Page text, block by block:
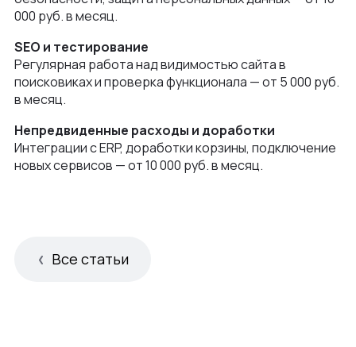
000 руб. в месяц.
SEO и тестирование
Регулярная работа над видимостью сайта в
поисковиках и проверка функционала — от 5 000 руб.
в месяц.
Непредвиденные расходы и доработки
Интеграции с ERP, доработки корзины, подключение
новых сервисов — от 10 000 руб. в месяц.
Все статьи